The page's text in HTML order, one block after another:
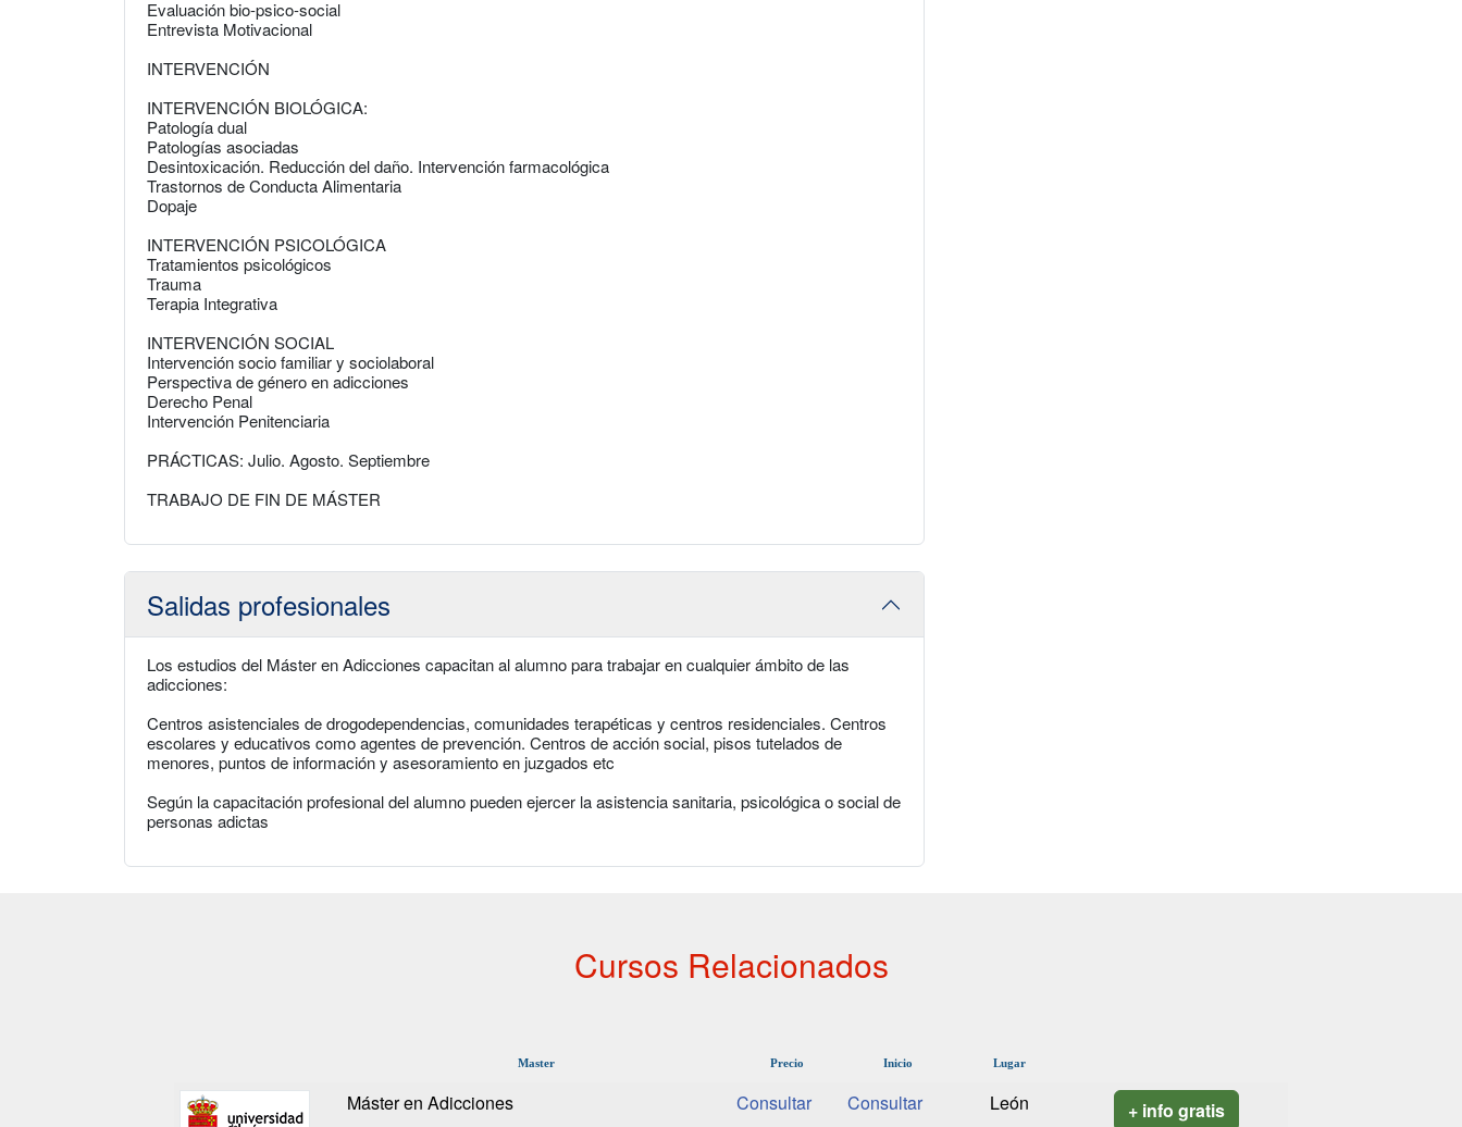
Evaluación bio-psico-social
Entrevista Motivacional
INTERVENCIÓN
INTERVENCIÓN BIOLÓGICA:
Patología dual
Patologías asociadas
Desintoxicación. Reducción del daño. Intervención farmacológica
Trastornos de Conducta Alimentaria
Dopaje
INTERVENCIÓN PSICOLÓGICA
Tratamientos psicológicos
Trauma
Terapia Integrativa
INTERVENCIÓN SOCIAL
Intervención socio familiar y sociolaboral
Perspectiva de género en adicciones
Derecho Penal
Intervención Penitenciaria
PRÁCTICAS: Julio. Agosto. Septiembre
TRABAJO DE FIN DE MÁSTER
Salidas profesionales
Los estudios del Máster en Adicciones capacitan al alumno para trabajar en cualquier ámbito de las
adicciones:
Centros asistenciales de drogodependencias, comunidades terapéticas y centros residenciales. Centros
escolares y educativos como agentes de prevención. Centros de acción social, pisos tutelados de
menores, puntos de información y asesoramiento en juzgados etc
Según la capacitación profesional del alumno pueden ejercer la asistencia sanitaria, psicológica o social de
personas adictas
Cursos Relacionados
Master Precio Inicio Lugar
Máster en Adicciones León + info gratis